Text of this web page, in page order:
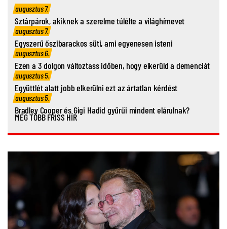
augusztus 7.
Sztárpárok, akiknek a szerelme túlélte a világhírnevet
augusztus 7.
Egyszerű őszibarackos süti, ami egyenesen isteni
augusztus 6.
Ezen a 3 dolgon változtass időben, hogy elkerüld a demenciát
augusztus 5.
Együttlét alatt jobb elkerülni ezt az ártatlan kérdést
augusztus 5.
Bradley Cooper és Gigi Hadid gyűrűi mindent elárulnak?
MÉG TÖBB FRISS HÍR